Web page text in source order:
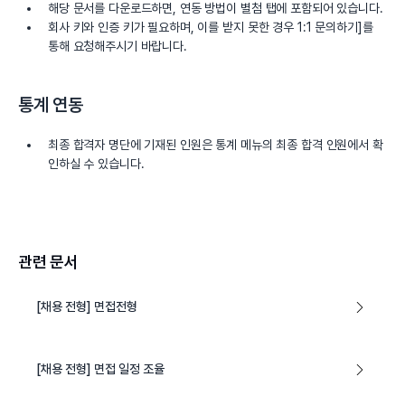
해당 문서를 다운로드하면, 연동 방법이 별첨 탭에 포함되어 있습니다.
회사 키와 인증 키가 필요하며, 이를 받지 못한 경우 1:1 문의하기 ]를
통해 요청해주시기 바랍니다.
통계 연동
최종 합격자 명단에 기재된 인원은 통계 메뉴의 최종 합격 인원에서 확
인하실 수 있습니다.
관련 문서
[채용 전형] 면접전형
[채용 전형] 면접 일정 조율